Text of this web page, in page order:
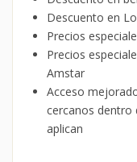
Descuento en
Precios
Precios
Amstar
Acceso
cercanos dentro
aplican